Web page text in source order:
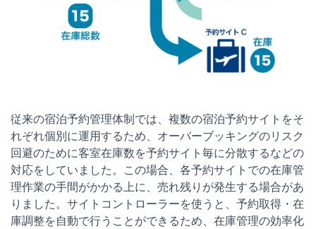
従来の宿泊予約管理体制では、複数の宿泊予約サイトをそ
れぞれ個別に運用するため、オーバーブッキングのリスク
回避のために客室在庫数を予約サイト毎に分散するなどの
対応をしていました。この場合、各予約サイトでの在庫管
理作業の手間がかかる上に、売れ残りが発生する場合があ
りました。サイトコントローラーを使うと、予約取得・在
庫調整を自動で行うことができるため、在庫管理の効率化